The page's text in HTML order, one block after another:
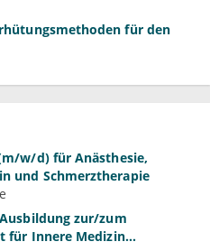
für den
w/d) für Anästhesie,
und Schmerztherapie
zur/zum
für Innere Medizin